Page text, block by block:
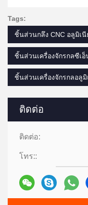
ติดต่อ
ติดต่อ:
โทร::
Tags:
ชิ้นส่วนกลึง CNC อลูมิเ
ชิ้นส่วนเครื่องจักรกลซีเ
ชิ้นส่วนเครื่องจักรกลอลู